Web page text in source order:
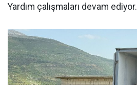
Yardım çalışmaları devam ediyor.